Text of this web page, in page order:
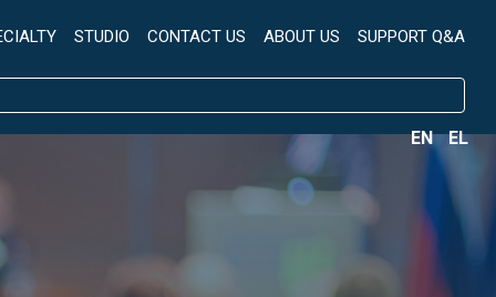
STUDIO CONTACT US ABOUT US SUPPORT Q&A
EN EL